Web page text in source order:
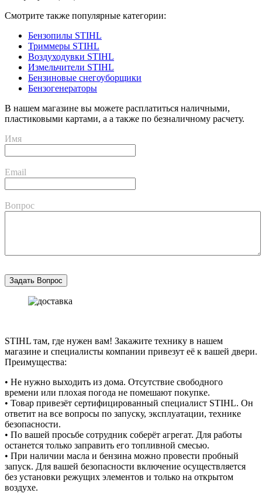
Смотрите также популярные категории:
Бензопилы STIHL
Триммеры STIHL
Воздуходувки STIHL
Измельчители STIHL
Бензиновые снегоуборщики
Бензогенераторы
В нашем магазине вы можете расплатиться наличными,
пластиковыми картами, а а также по безналичному расчету.
Имя
Email
Вопрос
STIHL там, где нужен вам! Закажите технику в нашем
магазине и специалисты компании привезут её к вашей двери.
Преимущества:
• Не нужно выходить из дома. Отсутствие свободного
времени или плохая погода не помешают покупке.
• Товар привезёт сертифицированный специалист STIHL. Он
ответит на все вопросы по запуску, эксплуатации, технике
безопасности.
• По вашей просьбе сотрудник соберёт агрегат. Для работы
останется только заправить его топливной смесью.
• При наличии масла и бензина можно провести пробный
запуск. Для вашей безопасности включение осуществляется
без установки режущих элементов и только на открытом
воздухе.